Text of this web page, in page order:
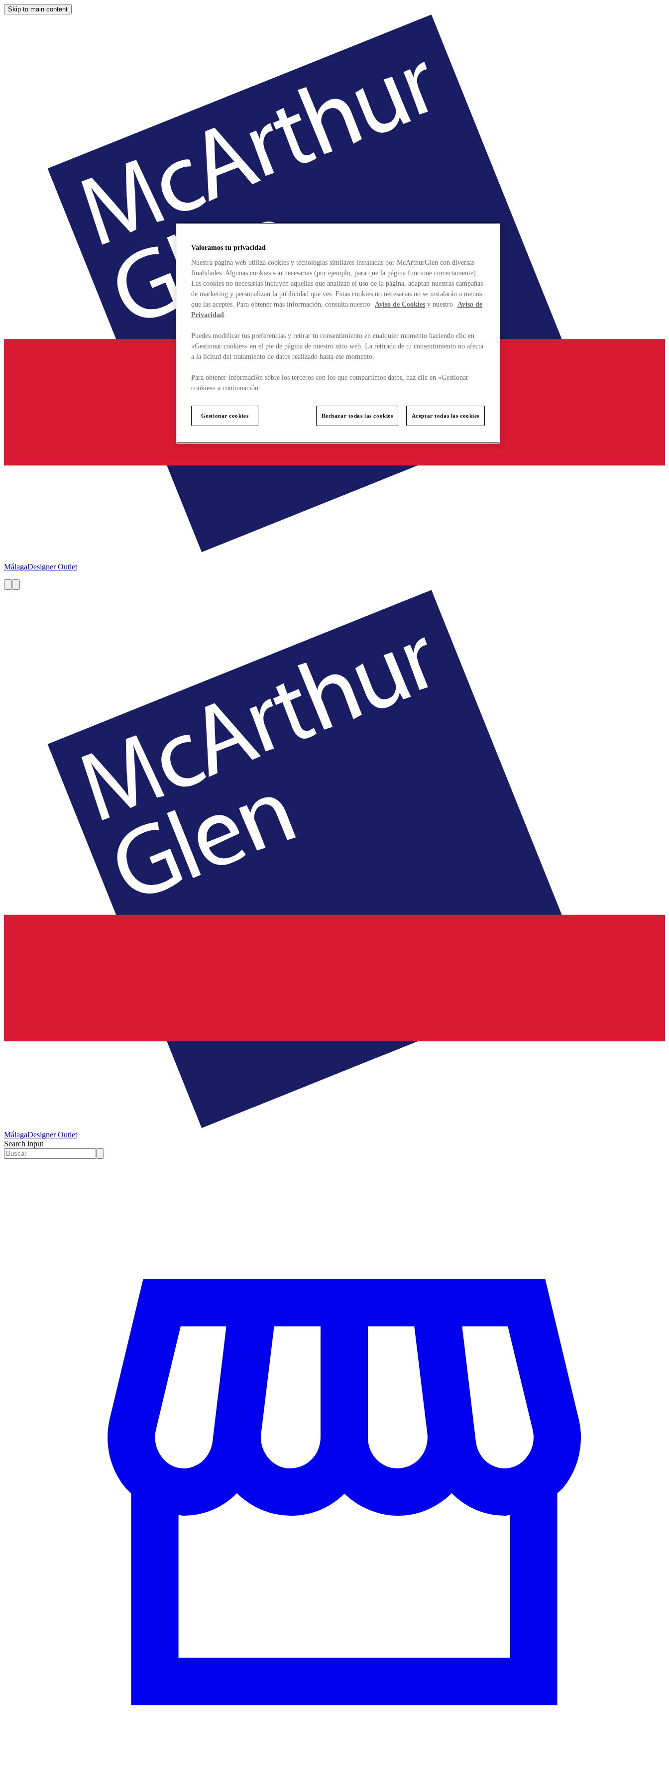
Skip to main content
MálagaDesigner Outlet
MálagaDesigner Outlet
Search input
Valoramos tu privacidad
Nuestra página web utiliza cookies y tecnologías similares instaladas por McArthurGlen con diversas
finalidades. Algunas cookies son necesarias (por ejemplo, para que la página funcione correctamente).
Las cookies no necesarias incluyen aquellas que analizan el uso de la página, adaptan nuestras campañas
de marketing y personalizan la publicidad que ves. Estas cookies no necesarias no se instalarán a menos
que las aceptes. Para obtener más información, consulta nuestro Aviso de Cookies y nuestro Aviso de
Privacidad.
Puedes modificar tus preferencias y retirar tu consentimiento en cualquier momento haciendo clic en
«Gestionar cookies» en el pie de página de nuestro sitio web. La retirada de tu consentimiento no afecta
a la licitud del tratamiento de datos realizado hasta ese momento.
Para obtener información sobre los terceros con los que compartimos datos, haz clic en «Gestionar
cookies» a continuación.
Gestionar cookies Rechazar todas las cookies Aceptar todas las cookies